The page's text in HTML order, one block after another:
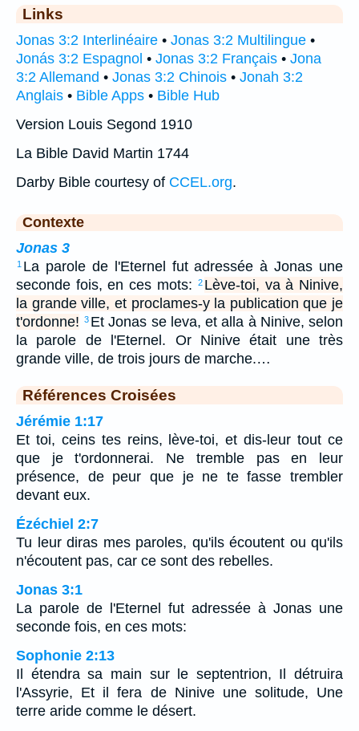
Links
Jonas 3:2 Interlinéaire • Jonas 3:2 Multilingue •
Jonás 3:2 Espagnol • Jonas 3:2 Français • Jona
3:2 Allemand • Jonas 3:2 Chinois • Jonah 3:2
Anglais • Bible Apps • Bible Hub
Version Louis Segond 1910
La Bible David Martin 1744
Darby Bible courtesy of CCEL.org.
Contexte
Jonas 3
1 La parole de l'Eternel fut adressée à Jonas une
seconde fois, en ces mots:
2 Lève-toi, va à Ninive,
la grande ville, et proclames-y la publication que je
t'ordonne!
3 Et Jonas se leva, et alla à Ninive, selon
la parole de l'Eternel. Or Ninive était une très
grande ville, de trois jours de marche.…
Références Croisées
Jérémie 1:17
Et toi, ceins tes reins, lève-toi, et dis-leur tout ce
que je t'ordonnerai. Ne tremble pas en leur
présence, de peur que je ne te fasse trembler
devant eux.
Ézéchiel 2:7
Tu leur diras mes paroles, qu'ils écoutent ou qu'ils
n'écoutent pas, car ce sont des rebelles.
Jonas 3:1
La parole de l'Eternel fut adressée à Jonas une
seconde fois, en ces mots:
Sophonie 2:13
Il étendra sa main sur le septentrion, Il détruira
l'Assyrie, Et il fera de Ninive une solitude, Une
terre aride comme le désert.